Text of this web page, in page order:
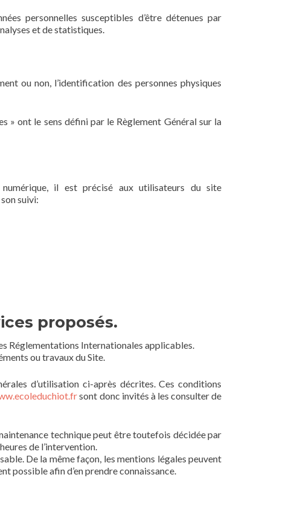
personnelles susceptibles d’être détenues par
et de statistiques.
ou non, l’identification des personnes physiques
» ont le sens défini par le Règlement Général sur la
il est précisé aux utilisateurs du site
suivi:
proposés.
Réglementations Internationales applicables.
ou travaux du Site.
d’utilisation ci-après décrites. Ces conditions
sont donc invités à les consulter de
technique peut être toutefois décidée par
de l’intervention.
De la même façon, les mentions légales peuvent
possible afin d’en prendre connaissance.